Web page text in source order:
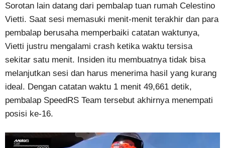
Sorotan lain datang dari pembalap tuan rumah Celestino
Vietti. Saat sesi memasuki menit-menit terakhir dan para
pembalap berusaha memperbaiki catatan waktunya,
Vietti justru mengalami crash ketika waktu tersisa
sekitar satu menit. Insiden itu membuatnya tidak bisa
melanjutkan sesi dan harus menerima hasil yang kurang
ideal. Dengan catatan waktu 1 menit 49,661 detik,
pembalap SpeedRS Team tersebut akhirnya menempati
posisi ke-16.